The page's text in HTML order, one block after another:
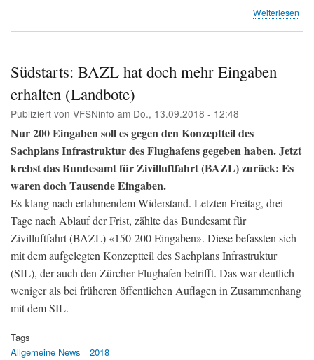
Weiterlesen
Südstarts: BAZL hat doch mehr Eingaben
erhalten (Landbote)
Publiziert von VFSNinfo am Do., 13.09.2018 - 12:48
Nur 200 Eingaben soll es gegen den Konzeptteil des
Sachplans Infrastruktur des Flughafens gegeben haben. Jetzt
krebst das Bundesamt für Zivilluftfahrt (BAZL) zurück: Es
waren doch Tausende Eingaben.
Es klang nach erlahmendem Widerstand. Letzten Freitag, drei
Tage nach Ablauf der Frist, zählte das Bundesamt für
Zivilluftfahrt (BAZL) «150-200 Eingaben». Diese befassten sich
mit dem aufgelegten Konzeptteil des Sachplans Infrastruktur
(SIL), der auch den Zürcher Flughafen betrifft. Das war deutlich
weniger als bei früheren öffentlichen Auflagen in Zusammenhang
mit dem SIL.
Tags
Allgemeine News
2018